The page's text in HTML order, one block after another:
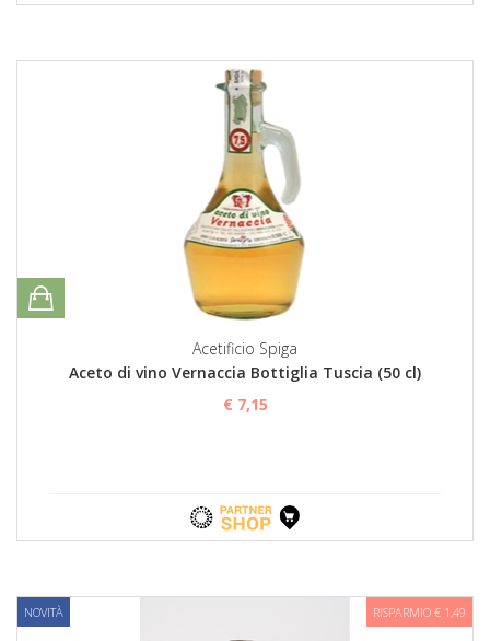
Acetificio Spiga
Aceto di vino Vernaccia Bottiglia Tuscia (50 cl)
€ 7,15
NOVITÀ RISPARMIO € 1,49